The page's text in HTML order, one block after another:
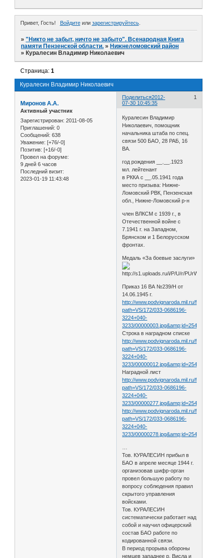
Привет, Гость! Войдитеили зарегистрируйтесь.
»"Никто не забыт, ничто не забыто". Всенародная Книга
памяти Пензенской области. » Нижнеломовский район
» Куралесин Владимир Николаевич
Куралесин Владимир Николаевич
Страница:1
Поделиться 1
2012-
07-30 10:45:35
Миронов А.А.
Активный участник
Зарегистрирован: 2011-08-05
Приглашений: 0
Сообщений: 638
Уважение: [+76/-0]
Позитив: [+16/-0]
Провел на форуме:
9 дней 6 часов
Последний визит:
2023-01-19 11:43:48
Куралесин Владимир
Николаевич, помощник
начальника штаба по спец.
связи 500 БАО, 28 РАБ, 16
ВА.
год рождения __.__.1923
мл. лейтенант
в РККА с __.05.1941 года
место призыва: Нижне-
Ломовский РВК, Пензенская
обл., Нижне-Ломовский р-н
член ВЛКСМ с 1939 г., в
Отечественной войне с
7.1941 г. на Западном,
Брянском и 1 Белорусском
фронтах.
Медаль «За боевые заслуги»
Приказ 16 ВА №239/Н от
14.06.1945 г.
http://www.podvignaroda.mil.ru/filter/
path=VS/172/033-0686196-
3224+040-
3233/
Строка в наградном списке
http://www.podvignaroda.mil.ru/filter/
path=VS/172/033-0686196-
3224+040-
3233/
Наградной лист
http://www.podvignaroda.mil.ru/filter/
path=VS/172/033-0686196-
3224+040-
3233/
http://www.podvignaroda.mil.ru/filter/
path=VS/172/033-0686196-
3224+040-
3233/
Тов. КУРАЛЕСИН прибыл в
БАО в апреле месяце 1944 г.
организовав шифр-орган
провел большую работу по
вопросу соблюдения правил
скрытого управления
войсками.
Тов. КУРАЛЕСИН
систематически работает над
собой и научил офицерский
состав БАО работе по
кодированной связи.
В период прорыва обороны
немцев западнее р. Висла и